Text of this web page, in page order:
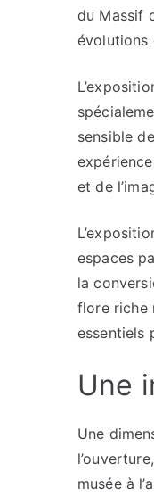
du Massif
évolutions
sensible
et de
espaces
la
flore riche
essentiels
Une
Une
musée à